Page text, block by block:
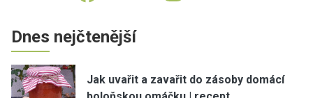
Dnes nejčtenější
Jak uvařit a zavařit do zásoby domácí